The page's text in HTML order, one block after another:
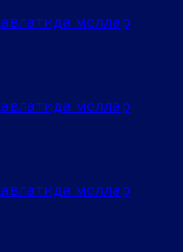
моллар
моллар
моллар